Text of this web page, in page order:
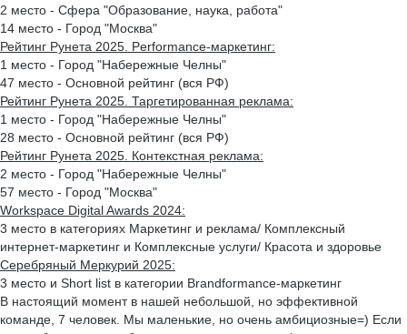
2 место - Сфера "Образование, наука, работа"
14 место - Город "Москва"
Рейтинг Рунета 2025. Performance-маркетинг:
1 место - Город "Набережные Челны"
47 место - Основной рейтинг (вся РФ)
Рейтинг Рунета 2025. Таргетированная реклама:
1 место - Город "Набережные Челны"
28 место - Основной рейтинг (вся РФ)
Рейтинг Рунета 2025. Контекстная реклама:
2 место - Город "Набережные Челны"
57 место - Город "Москва"
Workspace Digital Awards 2024:
3 место в категориях Маркетинг и реклама/ Комплексный
интернет-маркетинг и Комплексные услуги/ Красота и здоровье
Серебряный Меркурий 2025:
3 место и Short list в категории Brandformance-маркетинг
В настоящий момент в нашей небольшой, но эффективной
команде, 7 человек. Мы маленькие, но очень амбициозные=) Если